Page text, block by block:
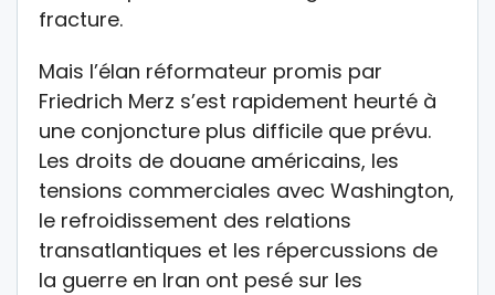
fracture.
Mais l’élan réformateur promis par
Friedrich Merz s’est rapidement heurté à
une conjoncture plus difficile que prévu.
Les droits de douane américains, les
tensions commerciales avec Washington,
le refroidissement des relations
transatlantiques et les répercussions de
la guerre en Iran ont pesé sur les